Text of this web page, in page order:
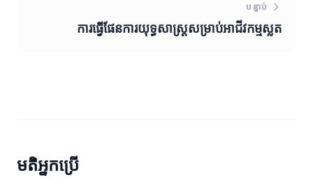
បន្ទាប់
ការធ្វើផែនការយុទ្ធសាស្ត្រសម្រាប់អាជីវកម្មស្លត
មតិអ្នកប្រើ